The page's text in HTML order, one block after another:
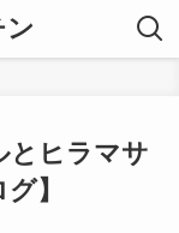
とヒラマサ
】